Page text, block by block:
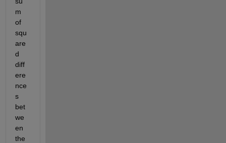
m
of
squ
are
d
diff
ere
nce
s
bet
we
en
the